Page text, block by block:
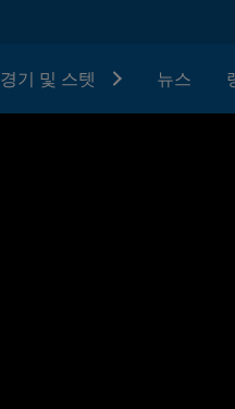
경기 및 스텟 뉴스